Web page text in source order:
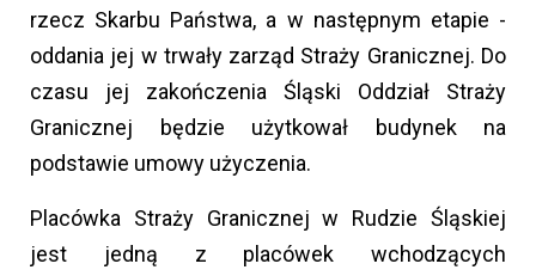
rzecz Skarbu Państwa, a w następnym etapie -
oddania jej w trwały zarząd Straży Granicznej. Do
czasu jej zakończenia Śląski Oddział Straży
Granicznej będzie użytkował budynek na
podstawie umowy użyczenia.
Placówka Straży Granicznej w Rudzie Śląskiej
jest jedną z placówek wchodzących